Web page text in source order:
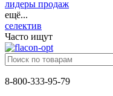
лидеры продаж
ещё...
селектив
Часто ищут
8-800-333-95-79